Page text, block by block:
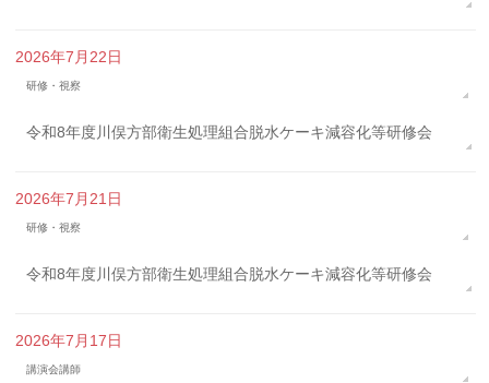
2026年7月22日
研修・視察
令和8年度川俣方部衛生処理組合脱水ケーキ減容化等研修会
2026年7月21日
研修・視察
令和8年度川俣方部衛生処理組合脱水ケーキ減容化等研修会
2026年7月17日
講演会講師